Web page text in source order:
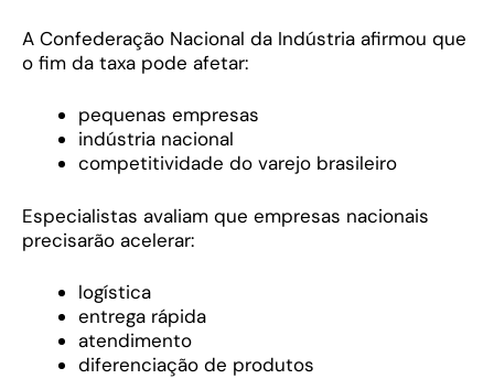
A Confederação Nacional da Indústria afirmou que
o fim da taxa pode afetar:
pequenas empresas
indústria nacional
competitividade do varejo brasileiro
Especialistas avaliam que empresas nacionais
precisarão acelerar:
logística
entrega rápida
atendimento
diferenciação de produtos